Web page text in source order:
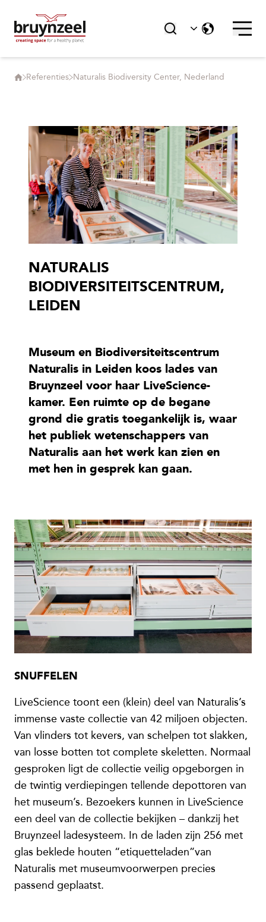
Referenties Naturalis Biodiversity Center, Nederland
NATURALIS
BIODIVERSITEITSCENTRUM,
LEIDEN
Museum en Biodiversiteitscentrum
Naturalis in Leiden koos lades van
Bruynzeel voor haar LiveScience-
kamer. Een ruimte op de begane
grond die gratis toegankelijk is, waar
het publiek wetenschappers van
Naturalis aan het werk kan zien en
met hen in gesprek kan gaan.
SNUFFELEN
LiveScience toont een (klein) deel van Naturalis’s
immense vaste collectie van 42 miljoen objecten.
Van vlinders tot kevers, van schelpen tot slakken,
van losse botten tot complete skeletten. Normaal
gesproken ligt de collectie veilig opgeborgen in
de twintig verdiepingen tellende depottoren van
het museum’s. Bezoekers kunnen in LiveScience
een deel van de collectie bekijken – dankzij het
Bruynzeel ladesysteem. In de laden zijn 256 met
glas beklede houten “etiquetteladen”van
Naturalis met museumvoorwerpen precies
passend geplaatst.